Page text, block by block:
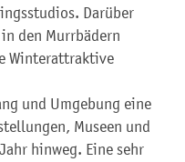
Darüber
den Murrbädern
Winterattraktive
und Umgebung eine
Museen und
hinweg. Eine sehr